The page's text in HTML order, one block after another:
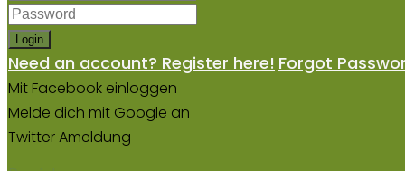
Login
Need an account? Register here! Forgot
Mit Facebook einloggen
Melde dich mit Google an
Twitter Ameldung